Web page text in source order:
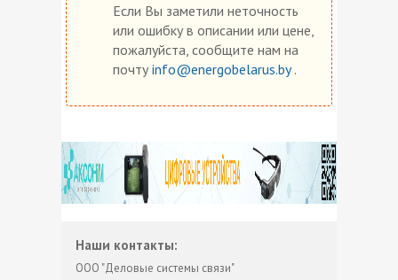
Если Вы заметили неточность
или ошибку в описании или цене,
пожалуйста, сообщите нам на
почту info@energobelarus.by.
Наши контакты:
ООО "Деловые системы связи"